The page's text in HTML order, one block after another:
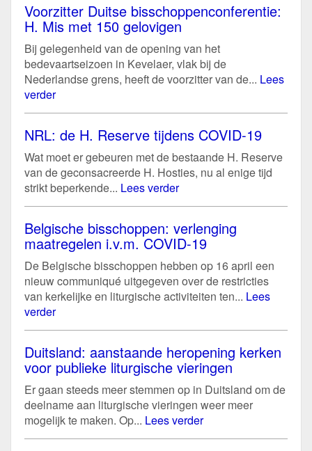
Voorzitter Duitse bisschoppenconferentie:
H. Mis met 150 gelovigen
Bij gelegenheid van de opening van het
bedevaartseizoen in Kevelaer, vlak bij de
Nederlandse grens, heeft de voorzitter van de... Lees
verder
NRL: de H. Reserve tijdens COVID-19
Wat moet er gebeuren met de bestaande H. Reserve
van de geconsacreerde H. Hosties, nu al enige tijd
strikt beperkende... Lees verder
Belgische bisschoppen: verlenging
maatregelen i.v.m. COVID-19
De Belgische bisschoppen hebben op 16 april een
nieuw communiqué uitgegeven over de restricties
van kerkelijke en liturgische activiteiten ten... Lees
verder
Duitsland: aanstaande heropening kerken
voor publieke liturgische vieringen
Er gaan steeds meer stemmen op in Duitsland om de
deelname aan liturgische vieringen weer meer
mogelijk te maken. Op... Lees verder